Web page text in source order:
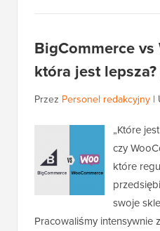
BigCommerce
która jest
Przez Personel redakcyjny |
„Które
czy
które
swoje
Pracowaliśmy intensywnie